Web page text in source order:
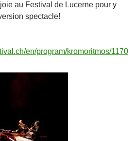
au Festival de Lucerne pour y
spectacle!
en/program/kromoritmos/1170